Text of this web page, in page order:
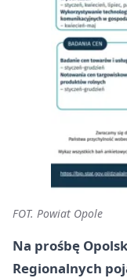
FOT. Powiat Opole
Na prośbę
Regionalnych